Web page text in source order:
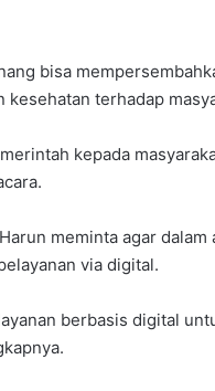
bisa
terhadap
kepada
meminta agar
via digital.
berbasis digital